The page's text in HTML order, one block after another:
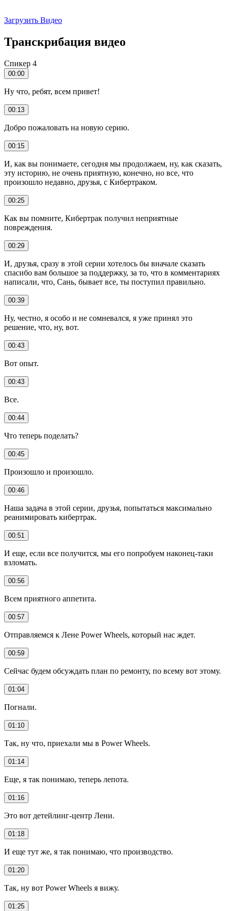
Загрузить Видео
Транскрибация видео
Спикер 4
00:00
Ну что, ребят, всем привет!
00:13
Добро пожаловать на новую серию.
00:15
И, как вы понимаете, сегодня мы продолжаем, ну, как сказать,
эту историю, не очень приятную, конечно, но все, что
произошло недавно, друзья, с Кибертраком.
00:25
Как вы помните, Кибертрак получил неприятные
повреждения.
00:29
И, друзья, сразу в этой серии хотелось бы вначале сказать
спасибо вам большое за поддержку, за то, что в комментариях
написали, что, Сань, бывает все, ты поступил правильно.
00:39
Ну, честно, я особо и не сомневался, я уже принял это
решение, что, ну, вот.
00:43
Вот опыт.
00:43
Все.
00:44
Что теперь поделать?
00:45
Произошло и произошло.
00:46
Наша задача в этой серии, друзья, попытаться максимально
реанимировать кибертрак.
00:51
И еще, если все получится, мы его попробуем наконец-таки
взломать.
00:56
Всем приятного аппетита.
00:57
Отправляемся к Лене Power Wheels, который нас ждет.
00:59
Сейчас будем обсуждать план по ремонту, по всему вот этому.
01:04
Погнали.
01:10
Так, ну что, приехали мы в Power Wheels.
01:14
Еще, я так понимаю, теперь лепота.
01:16
Это вот детейлинг-центр Лени.
01:18
И еще тут же, я так понимаю, что производство.
01:20
Так, ну вот Power Wheels я вижу.
01:25